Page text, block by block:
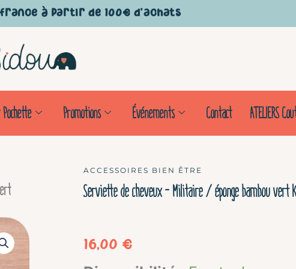
à partir de 100€ d'achats
Promotions Événements Contact ATELIERS
ACCESSOIRES BIEN ÊTRE
Serviette de cheveux – Militaire / éponge bambou vert
16,00 €